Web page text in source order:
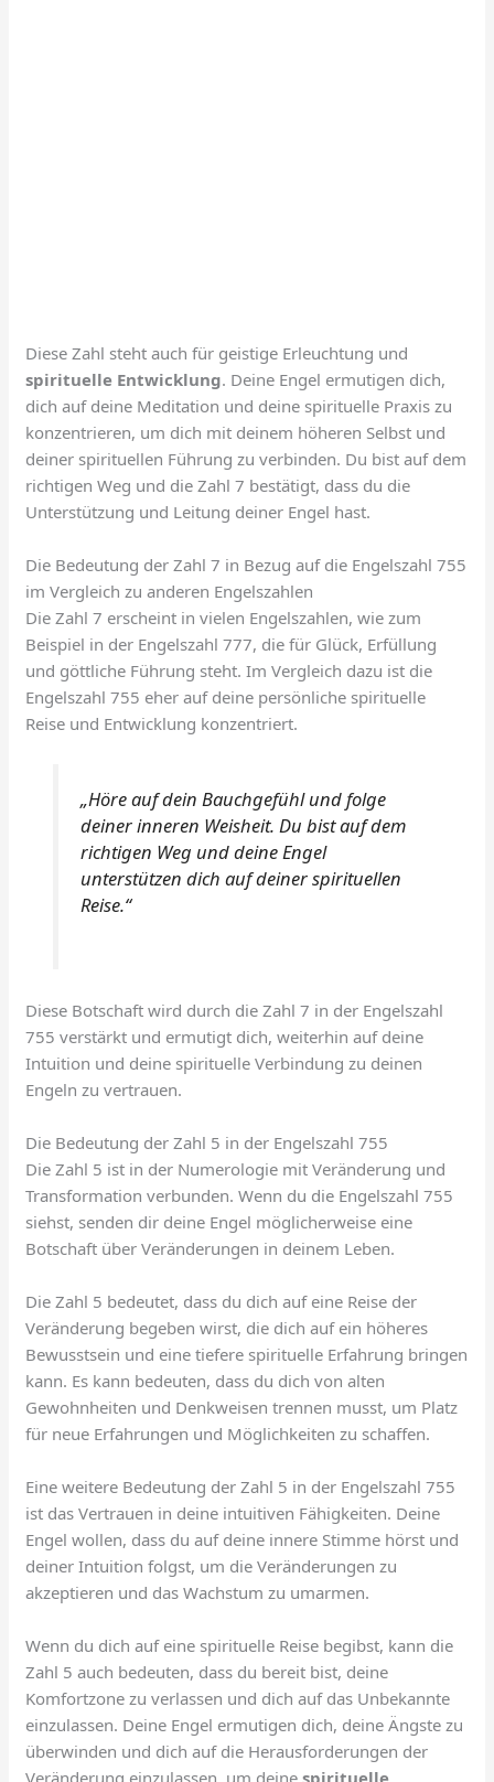
Diese Zahl steht auch für geistige Erleuchtung und
spirituelle Entwicklung. Deine Engel ermutigen dich,
dich auf deine Meditation und deine spirituelle Praxis zu
konzentrieren, um dich mit deinem höheren Selbst und
deiner spirituellen Führung zu verbinden. Du bist auf dem
richtigen Weg und die Zahl 7 bestätigt, dass du die
Unterstützung und Leitung deiner Engel hast.
Die Bedeutung der Zahl 7 in Bezug auf die Engelszahl 755
im Vergleich zu anderen Engelszahlen
Die Zahl 7 erscheint in vielen Engelszahlen, wie zum
Beispiel in der Engelszahl 777, die für Glück, Erfüllung
und göttliche Führung steht. Im Vergleich dazu ist die
Engelszahl 755 eher auf deine persönliche spirituelle
Reise und Entwicklung konzentriert.
„Höre auf dein Bauchgefühl und folge
deiner inneren Weisheit. Du bist auf dem
richtigen Weg und deine Engel
unterstützen dich auf deiner spirituellen
Reise.“
Diese Botschaft wird durch die Zahl 7 in der Engelszahl
755 verstärkt und ermutigt dich, weiterhin auf deine
Intuition und deine spirituelle Verbindung zu deinen
Engeln zu vertrauen.
Die Bedeutung der Zahl 5 in der Engelszahl 755
Die Zahl 5 ist in der Numerologie mit Veränderung und
Transformation verbunden. Wenn du die Engelszahl 755
siehst, senden dir deine Engel möglicherweise eine
Botschaft über Veränderungen in deinem Leben.
Die Zahl 5 bedeutet, dass du dich auf eine Reise der
Veränderung begeben wirst, die dich auf ein höheres
Bewusstsein und eine tiefere spirituelle Erfahrung bringen
kann. Es kann bedeuten, dass du dich von alten
Gewohnheiten und Denkweisen trennen musst, um Platz
für neue Erfahrungen und Möglichkeiten zu schaffen.
Eine weitere Bedeutung der Zahl 5 in der Engelszahl 755
ist das Vertrauen in deine intuitiven Fähigkeiten. Deine
Engel wollen, dass du auf deine innere Stimme hörst und
deiner Intuition folgst, um die Veränderungen zu
akzeptieren und das Wachstum zu umarmen.
Wenn du dich auf eine spirituelle Reise begibst, kann die
Zahl 5 auch bedeuten, dass du bereit bist, deine
Komfortzone zu verlassen und dich auf das Unbekannte
einzulassen. Deine Engel ermutigen dich, deine Ängste zu
überwinden und dich auf die Herausforderungen der
Veränderung einzulassen, um deinespirituelle